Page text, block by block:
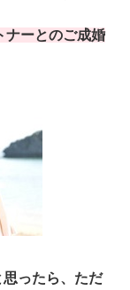
ナーとのご成婚
思ったら、ただ